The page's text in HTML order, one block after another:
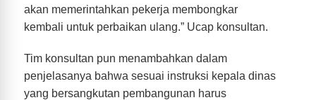
akan memerintahkan pekerja membongkar
kembali untuk perbaikan ulang.” Ucap konsultan.
Tim konsultan pun menambahkan dalam
penjelasanya bahwa sesuai instruksi kepala dinas
yang bersangkutan pembangunan harus